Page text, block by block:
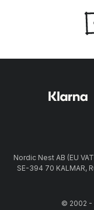
Nordic Nest AB (EU
SE-394 70 KALMAR,
© 2002 -